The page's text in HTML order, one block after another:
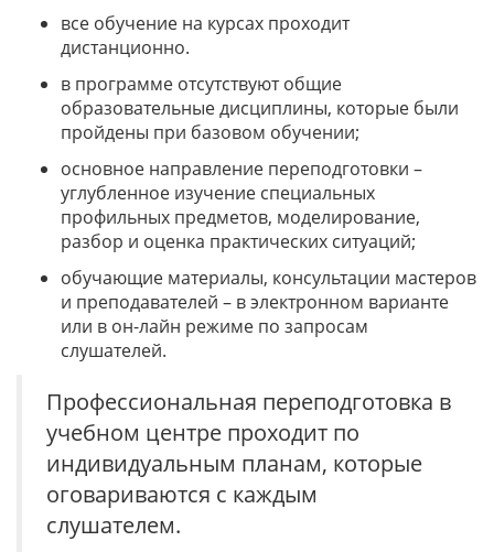
все обучение на курсах проходит
дистанционно.
в программе отсутствуют общие
образовательные дисциплины, которые были
пройдены при базовом обучении;
основное направление переподготовки –
углубленное изучение специальных
профильных предметов, моделирование,
разбор и оценка практических ситуаций;
обучающие материалы, консультации мастеров
и преподавателей – в электронном варианте
или в он-лайн режиме по запросам
слушателей.
Профессиональная переподготовка в
учебном центре проходит по
индивидуальным планам, которые
оговариваются с каждым
слушателем.